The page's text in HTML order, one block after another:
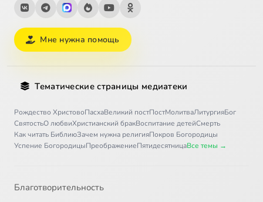
Мне нужна помощь
Тематические страницы медиатеки
Рождество ХристовоПасхаВеликий постПостМолитваЛитургияБог
СвятостьО любвиХристианский бракВоспитание детейСмерть
Как читать БиблиюЗачем нужна религияПокров Богородицы
Успение БогородицыПреображениеПятидесятницаВсе темы →
Благотворительность